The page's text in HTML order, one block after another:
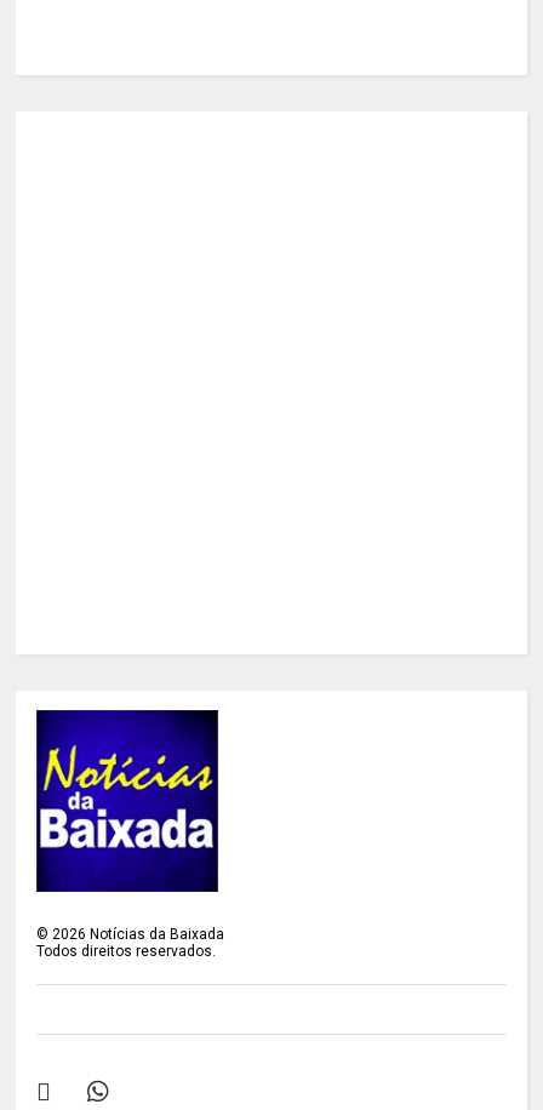
©2026 Notícias da Baixada
Todos direitos reservados.